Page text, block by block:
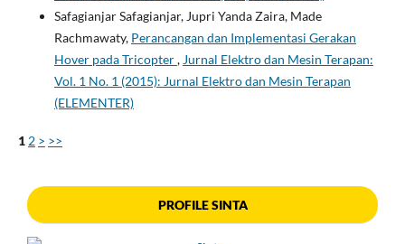
Safagianjar Safagianjar, Jupri Yanda Zaira, Made
Rachmawaty, Perancangan dan Implementasi Gerakan
Hover pada Tricopter, Jurnal Elektro dan Mesin Terapan:
Vol. 1 No. 1 (2015): Jurnal Elektro dan Mesin Terapan
(ELEMENTER)
1 2 > >>
PROFILE SINTA